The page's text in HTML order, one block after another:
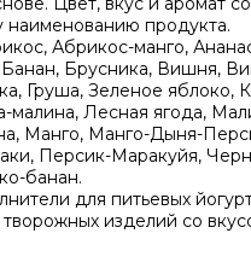
наименованию продукта.
Абрикос-манго,
Брусника, Вишня,
Груша, Зеленое яблоко,
малина, Лесная ягода,
Манго, Манго-Дыня-
Персик-Маракуйя,
банан.
для питьевых
изделий со